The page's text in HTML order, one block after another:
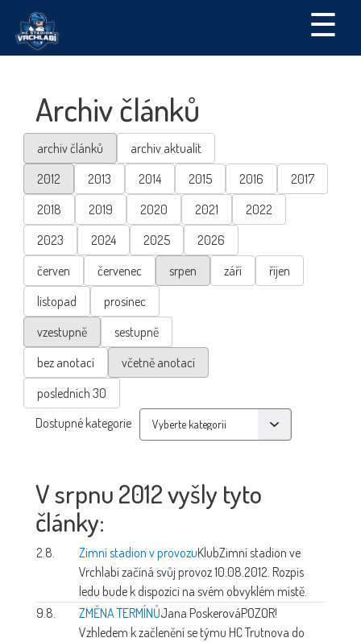
☰
Archiv článků
archiv článků
archiv aktualit
2012
2013 2014 2015 2016
2017
2018
2019 2020 2021
2022
2023
2024 2025
2026
červen
červenec srpen září
říjen
listopad
prosinec
vzestupně
sestupně
bez anotací
včetně anotací
posledních 30
Dostupné kategorie
V srpnu 2012 vyšly tyto
články:
2.8. Zimní stadion v provozuKlubZimní stadion ve
Vrchlabí začíná svůj provoz 10.08.2012. Rozpis
ledu bude k dispozici na svém obvyklém místě.
9.8.
ZMĚNA TERMÍNŮJana PoskerováPOZOR!
Vzhledem k začlenění se týmu HC Trutnova do